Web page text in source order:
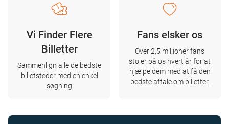
Vi Finder Flere
Billetter
Sammenlign alle de bedste
billetsteder med en enkel
søgning
Fans elsker os
Over 2,5 millioner fans
stoler på os hvert år for at
hjælpe dem med at få den
bedste aftale om billetter.